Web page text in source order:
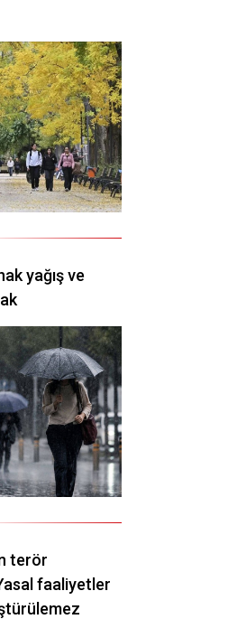
yağış ve
terör
faaliyetler